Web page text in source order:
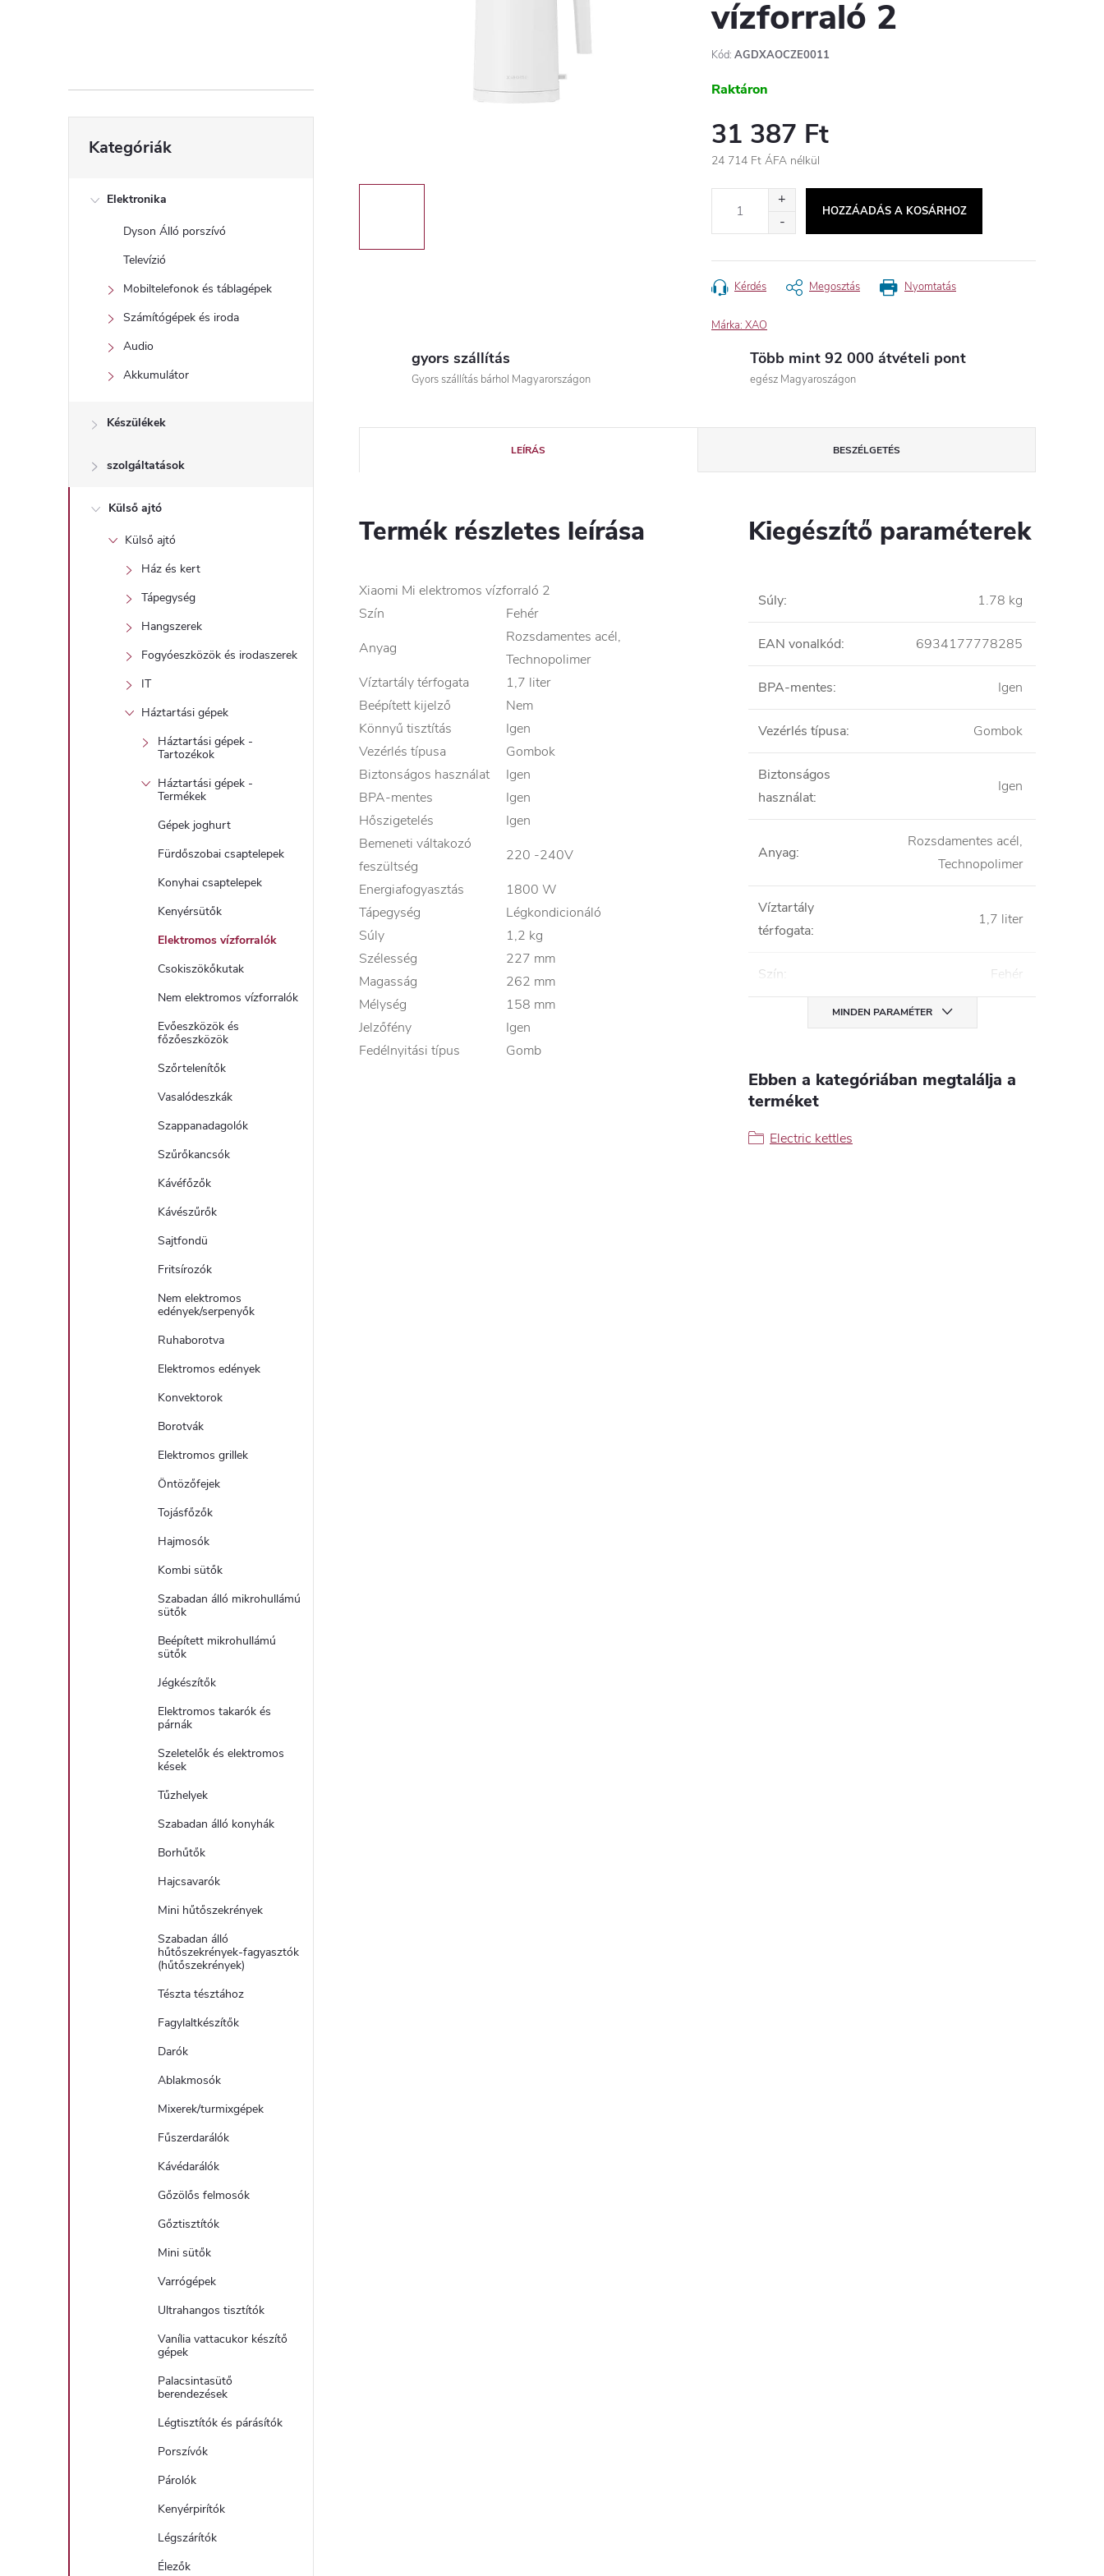
l
sátugrása
Kategóriák
Elektronika
Dyson Álló porszívó
Televízió
Mobiltelefonok és táblagépek
Számítógépek és iroda
Audio
Akkumulátor
Készülékek
szolgáltatások
Külső ajtó
Külső ajtó
Ház és kert
Tápegység
Hangszerek
Fogyóeszközök és irodaszerek
IT
Háztartási gépek
Háztartási gépek -
Tartozékok
Háztartási gépek -
Termékek
Gépek joghurt
Fürdőszobai csaptelepek
Konyhai csaptelepek
Kenyérsütők
Elektromos vízforralók
Csokiszökőkutak
Nem elektromos vízforralók
Evőeszközök és
főzőeszközök
Szőrtelenítők
Vasalódeszkák
Szappanadagolók
Szűrőkancsók
Kávéfőzők
Kávészűrők
Sajtfondü
Fritsírozók
Nem elektromos
edények/serpenyők
Ruhaborotva
Elektromos edények
Konvektorok
Borotvák
Elektromos grillek
Öntözőfejek
Tojásfőzők
Hajmosók
Kombi sütők
Szabadan álló mikrohullámú
sütők
Beépített mikrohullámú
sütők
Jégkészítők
Elektromos takarók és
párnák
Szeletelők és elektromos
kések
Tűzhelyek
Szabadan álló konyhák
Borhűtők
Hajcsavarók
Mini hűtőszekrények
Szabadan álló
hűtőszekrények-fagyasztók
(hűtőszekrények)
Tészta tésztához
Fagylaltkészítők
Darók
Ablakmosók
Mixerek/turmixgépek
Fűszerdarálók
Kávédarálók
Gőzölős felmosók
Gőztisztítók
Mini sütők
Varrógépek
Ultrahangos tisztítók
Vanília vattacukor készítő
gépek
Palacsintasütő
berendezések
Légtisztítók és párásítók
Porszívók
Párolók
Kenyérpirítók
Légszárítók
Élezők
vízforraló 2
Kód: AGDXAOCZE0011
Raktáron
31 387 Ft
24 714 Ft ÁFA nélkül
HOZZÁADÁS A KOSÁRHOZ
Nyomtatás
Kérdés Megosztás
Márka: XAO
gyors szállítás
Gyors szállítás bárhol Magyarországon
Több mint 92 000 átvételi pont
egész Magyaroszágon
LEÍRÁS BESZÉLGETÉS
Termék részletes leírása
Xiaomi Mi elektromos vízforraló 2
Szín
Fehér
Anyag
Rozsdamentes acél,
Technopolimer
Víztartály térfogata
1,7 liter
Beépített kijelző
Nem
Könnyű tisztítás
Igen
Vezérlés típusa
Gombok
Biztonságos használat
Igen
BPA-mentes
Igen
Hőszigetelés
Igen
Bemeneti váltakozó
feszültség
220 -240V
Energiafogyasztás
1800 W
Tápegység
Légkondicionáló
Súly
1,2 kg
Szélesség
227 mm
Magasság
262 mm
Mélység
158 mm
Jelzőfény
Igen
Fedélnyitási típus
Gomb
Kiegészítő paraméterek
Súly: 1.78 kg
EAN vonalkód: 6934177778285
BPA-mentes: Igen
Vezérlés típusa: Gombok
Biztonságos
használat:
Igen
Anyag:
Rozsdamentes acél,
Technopolimer
Víztartály
térfogata:
1,7 liter
Szín: Fehér
MINDEN PARAMÉTER
Ebben a kategóriában megtalálja a
terméket
Electric kettles